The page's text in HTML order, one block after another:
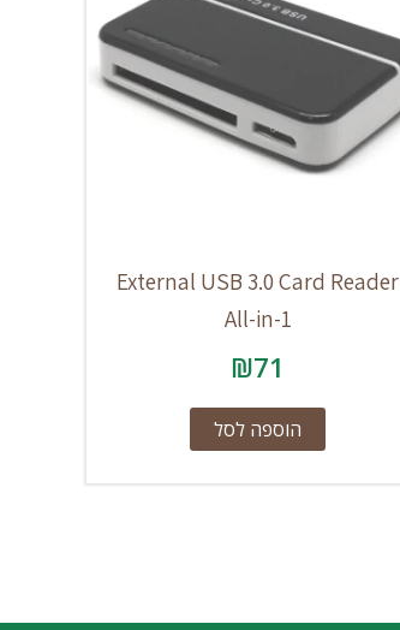
External USB 3.0 Card Reader
All-in-1
₪71
הוספה לסל